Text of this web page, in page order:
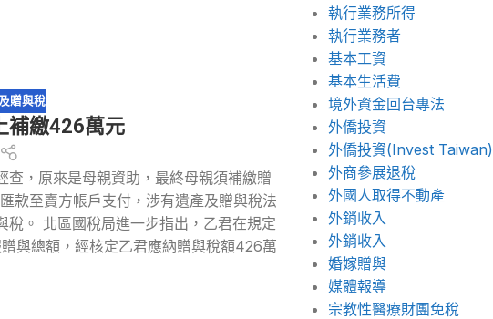
贈與稅
補繳426萬元
，原來是母親資助，最終母親須補繳贈
款至賣方帳戶支付，涉有遺產及贈與稅法
。 北區國稅局進一步指出，乙君在規定
與總額，經核定乙君應納贈與稅額426萬
執行業務所得
執行業務者
基本工資
基本生活費
境外資金回台專法
外僑投資
外僑投資(Invest Taiwan)
外商參展退稅
外國人取得不動產
外銷收入
外銷收入
婚嫁贈與
媒體報導
宗教性醫療財團免稅